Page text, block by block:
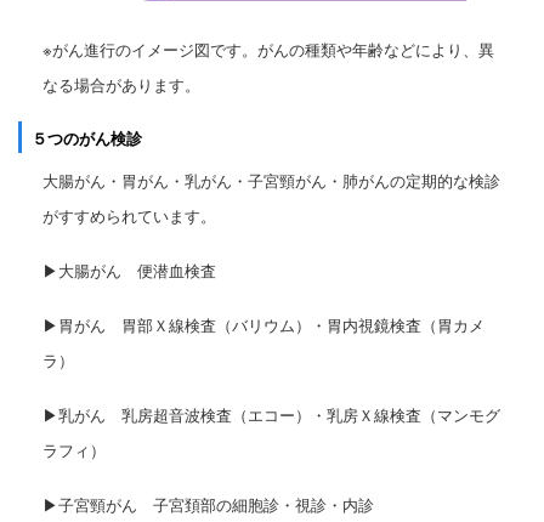
※がん進行のイメージ図です。がんの種類や年齢などにより、異
なる場合があります。
５つのがん検診
大腸がん・胃がん・乳がん・子宮頸がん・肺がんの定期的な検診
がすすめられています。
▶大腸がん 便潜血検査
▶胃がん 胃部Ｘ線検査（バリウム）・胃内視鏡検査（胃カメ
ラ）
▶乳がん 乳房超音波検査（エコー）・乳房Ｘ線検査（マンモグ
ラフィ）
▶子宮頸がん 子宮頚部の細胞診・視診・内診